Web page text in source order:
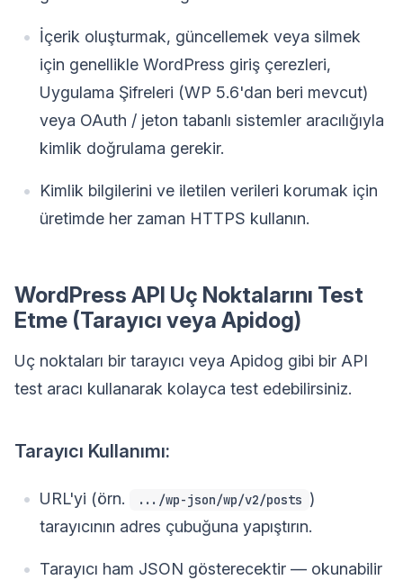
İçerik oluşturmak, güncellemek veya silmek
için genellikle WordPress giriş çerezleri,
Uygulama Şifreleri (WP 5.6'dan beri mevcut)
veya OAuth / jeton tabanlı sistemler aracılığıyla
kimlik doğrulama gerekir.
Kimlik bilgilerini ve iletilen verileri korumak için
üretimde her zaman HTTPS kullanın.
WordPress API Uç Noktalarını Test
Etme (Tarayıcı veya Apidog)
Uç noktaları bir tarayıcı veya Apidog gibi bir API
test aracı kullanarak kolayca test edebilirsiniz.
Tarayıcı Kullanımı:
URL'yi (örn. .../wp-json/wp/v2/posts )
tarayıcının adres çubuğuna yapıştırın.
Tarayıcı ham JSON gösterecektir — okunabilir